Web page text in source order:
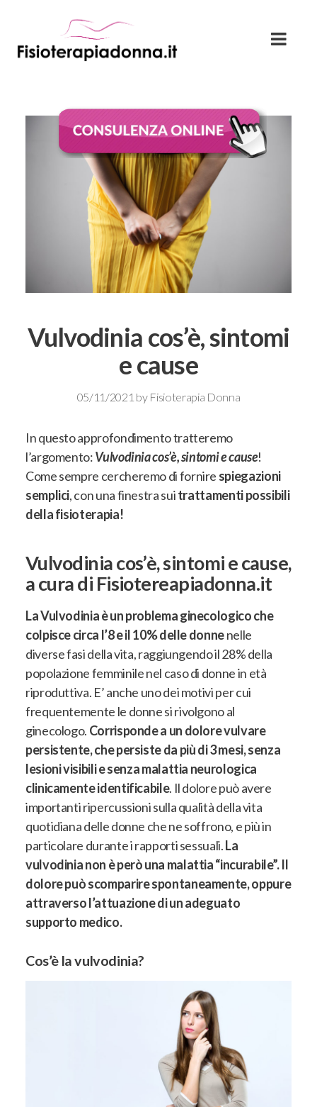
Vulvodinia cos’è, sintomi
e cause
05/11/2021 by Fisioterapia Donna
In questo approfondimento tratteremo
l’argomento:Vulvodinia cos’è, sintomi e cause!
Come sempre cercheremo di fornire spiegazioni
semplici, con una finestra suitrattamenti possibili
della fisioterapia!
Vulvodinia cos’è, sintomi e cause,
a cura di Fisiotereapiadonna.it
La Vulvodinia è un problema ginecologico che
colpisce circa l’8 e il 10% delle donnenelle
diverse fasi della vita, raggiungendo il 28% della
popolazione femminile nel caso di donne in età
riproduttiva. E’ anche uno dei motivi per cui
frequentemente le donne si rivolgono al
ginecologo. Corrisponde a un dolore vulvare
persistente, che persiste da più di 3 mesi, senza
lesioni visibili e senza malattia neurologica
clinicamente identificabile. Il dolore può avere
importanti ripercussioni sulla qualità della vita
quotidiana delle donne che ne soffrono, e più in
particolare durante i rapporti sessuali.La
vulvodinia non è però una malattia “incurabile”. Il
dolore può scomparire spontaneamente, oppure
attraverso l’attuazione di un adeguato
supporto medico.
Cos’è la vulvodinia?